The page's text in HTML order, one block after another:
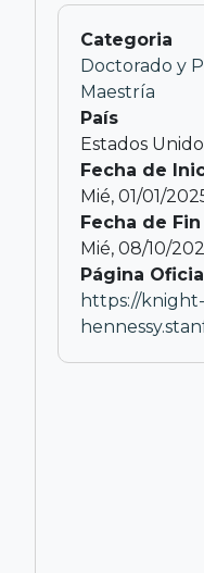
Categoria
Doctorado y
Maestría
País
Estados
Fecha de
Mié, 01/01/
Fecha de
Mié, 08/10/
Página
https://knight-